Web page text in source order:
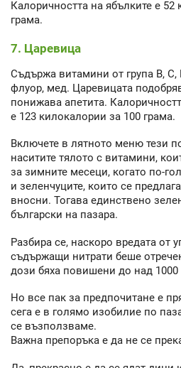
Калоричността на ябълките е 52
грама.
7. Царевица
Съдържа витамини от група В, С,
флуор, мед. Царевицата
понижава апетита.
е 123 килокалории за 100 грама.
Включете в лятното меню тези
наситите тялото с витамини,
за зимните месеци, когато по-
и зеленчуците, които се
вносни. Тогава единствено
български на пазара.
Разбира се, наскоро вредата от
съдържащи нитрати беше
дози бяха повишени до над
Но все пак за предпочитане е
сега е в голямо изобилие по
се възползваме.
Важна препоръка е да не се